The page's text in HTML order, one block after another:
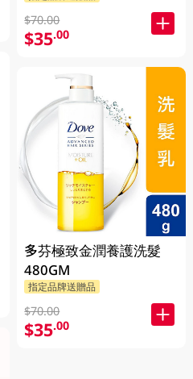
$70.00
$35.00
多芬極致金潤養護洗髮
480GM
指定品牌送贈品
$70.00
$35.00